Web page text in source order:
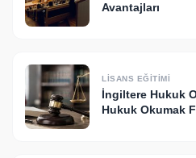
Avantajları
LISANS EĞITIMI
İngiltere Hukuk
Hukuk Okumak